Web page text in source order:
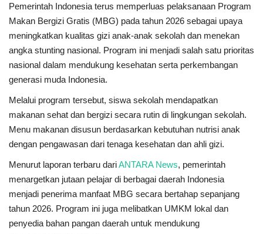
Informasi Journalism
Olahraga
Kesehatan
Layanan Publik
Perempuan/Anak
Pemerintah Indonesia terus memperluas pelaksanaan Program
Makan Bergizi Gratis (MBG) pada tahun 2026 sebagai upaya
meningkatkan kualitas gizi anak-anak sekolah dan menekan
angka stunting nasional. Program ini menjadi salah satu prioritas
nasional dalam mendukung kesehatan serta perkembangan
generasi muda Indonesia.
Melalui program tersebut, siswa sekolah mendapatkan
makanan sehat dan bergizi secara rutin di lingkungan sekolah.
Menu makanan disusun berdasarkan kebutuhan nutrisi anak
dengan pengawasan dari tenaga kesehatan dan ahli gizi.
Menurut laporan terbaru dariANTARA News, pemerintah
menargetkan jutaan pelajar di berbagai daerah Indonesia
menjadi penerima manfaat MBG secara bertahap sepanjang
tahun 2026. Program ini juga melibatkan UMKM lokal dan
penyedia bahan pangan daerah untuk mendukung